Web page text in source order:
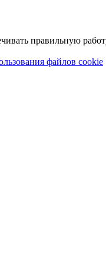
правильную
файлов cookie